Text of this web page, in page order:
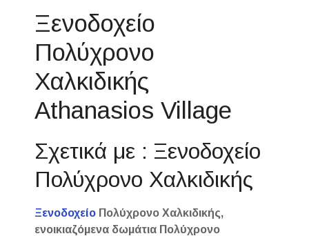
Ξενοδοχείο
Πολύχρονο
Χαλκιδικής
Athanasios Village
Σχετικά με : Ξενοδοχείο
Πολύχρονο Χαλκιδικής
Ξενοδοχείο Πολύχρονο Χαλκιδικής,
ενοικιαζόμενα δωμάτια Πολύχρονο